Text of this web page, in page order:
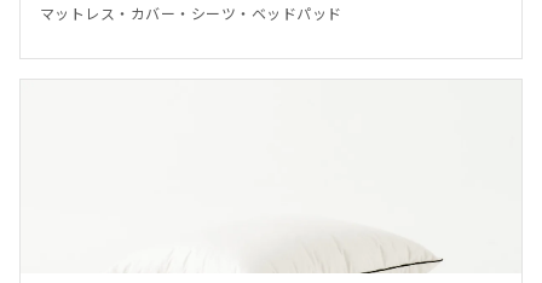
マットレス・カバー・シーツ・ベッドパッド